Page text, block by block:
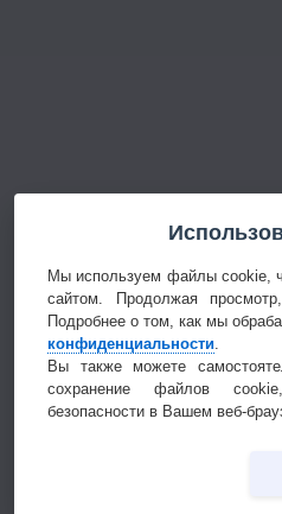
Мы используем файлы cookie,
сайтом. Продолжая
Подробнее о том, как мы
конфиденциальности
Вы также можете
сохранение файлов
безопасности в Вашем веб-